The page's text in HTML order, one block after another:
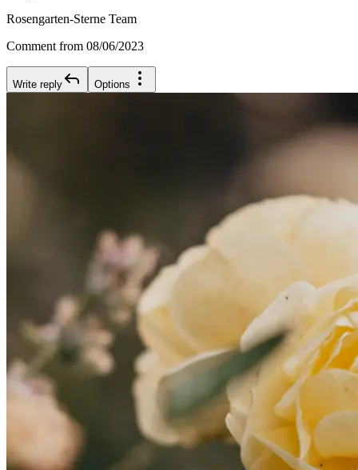
Rosengarten-Sterne Team
Comment from 08/06/2023
Write reply Options